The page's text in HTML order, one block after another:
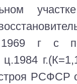
г с